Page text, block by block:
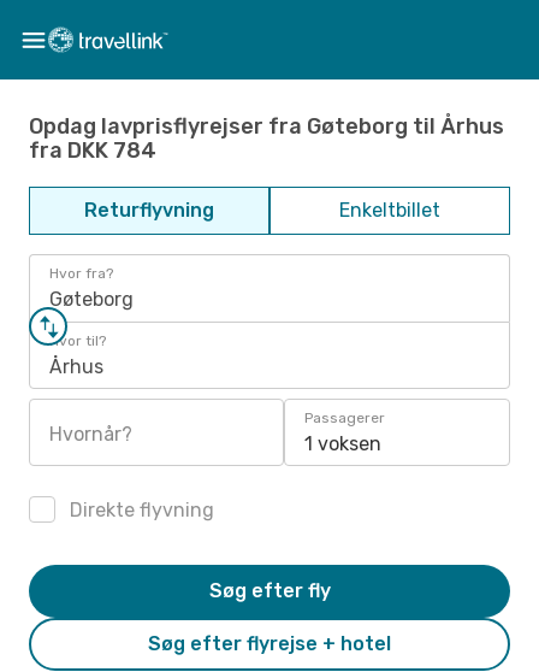
Opdag lavprisflyrejser fra Gøteborg til Århus
fra DKK 784
Returflyvning Enkeltbillet
Hvor fra?
Gøteborg
Hvor til?
Århus
Hvornår?
Passagerer
1 voksen
Direkte flyvning
Søg efter flyrejse + hotel
Søg efter fly